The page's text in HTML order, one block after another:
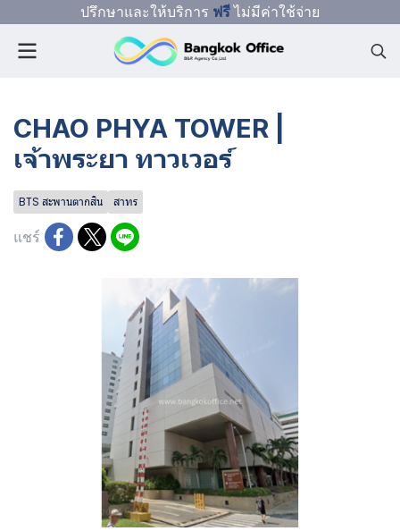
ปรึกษาและให้บริการ ฟรีไม่มีค่าใช้จ่าย
CHAO PHYA TOWER |
เจ้าพระยา ทาวเวอร์
BTS สะพานตากสิน สาทร
แชร์